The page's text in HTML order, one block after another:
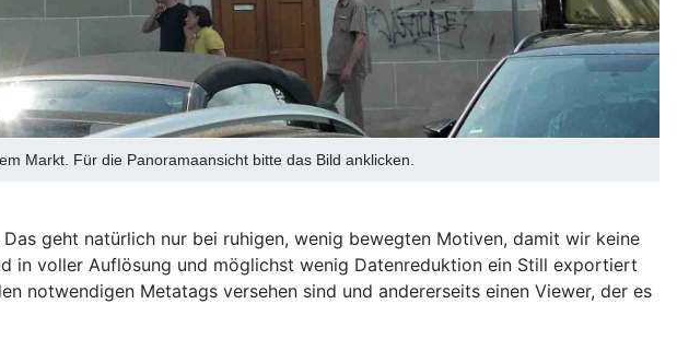
Markt. Für die Panoramaansicht bitte das Bild anklicken.
geht natürlich nur bei ruhigen, wenig bewegten Motiven, damit wir keine
in voller Auflösung und möglichst wenig Datenreduktion ein Still exportiert
notwendigen Metatags versehen sind und andererseits einen Viewer, der es